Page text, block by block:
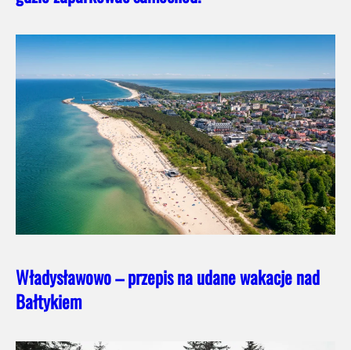
Władysławowo – przepis na udane wakacje nad
Bałtykiem